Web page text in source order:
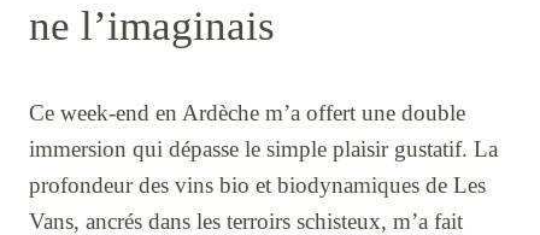
ne l’imaginais
Ce week-end en Ardèche m’a offert une double
immersion qui dépasse le simple plaisir gustatif. La
profondeur des vins bio et biodynamiques de Les
Vans, ancrés dans les terroirs schisteux, m’a fait